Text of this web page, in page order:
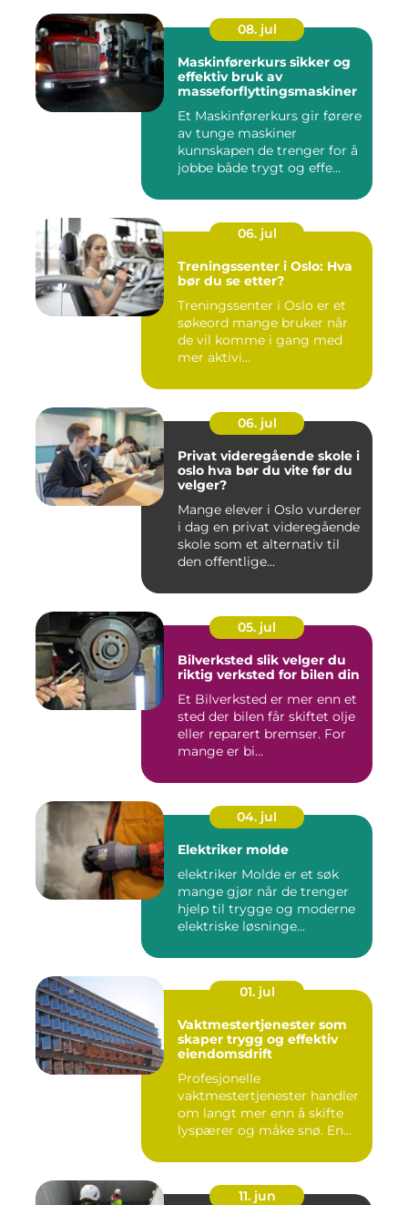
08. jul
Maskinførerkurs sikker og
effektiv bruk av
masseforflyttingsmaskiner
Et Maskinførerkurs gir førere
av tunge maskiner
kunnskapen de trenger for å
jobbe både trygt og effe...
06. jul
Treningssenter i Oslo: Hva
bør du se etter?
Treningssenter i Oslo er et
søkeord mange bruker når
de vil komme i gang med
mer aktivi...
06. jul
Privat videregående skole i
oslo hva bør du vite før du
velger?
Mange elever i Oslo vurderer
i dag en privat videregående
skole som et alternativ til
den offentlige...
05. jul
Bilverksted slik velger du
riktig verksted for bilen din
Et Bilverksted er mer enn et
sted der bilen får skiftet olje
eller reparert bremser. For
mange er bi...
04. jul
Elektriker molde
elektriker Molde er et søk
mange gjør når de trenger
hjelp til trygge og moderne
elektriske løsninge...
01. jul
Vaktmestertjenester som
skaper trygg og effektiv
eiendomsdrift
Profesjonelle
vaktmestertjenester handler
om langt mer enn å skifte
lyspærer og måke snø. En
11. jun